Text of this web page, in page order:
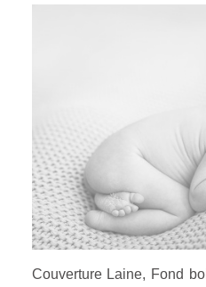
Couverture Laine, Fond